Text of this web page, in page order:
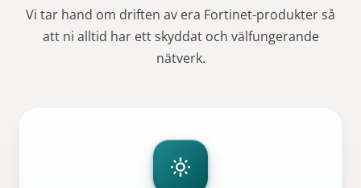
Vi tar hand om driften av era Fortinet-produkter så
att ni alltid har ett skyddat och välfungerande
nätverk.